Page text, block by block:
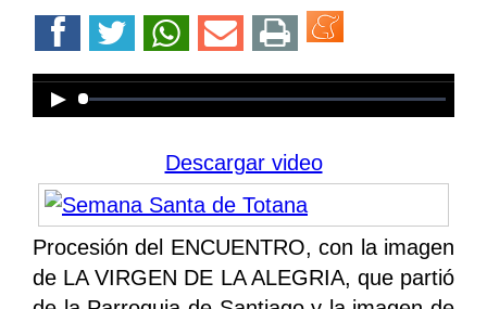
Error loading media: File could not
be played
Descargar video
Procesión del ENCUENTRO, con la imagen
de LA VIRGEN DE LA ALEGRIA, que partió